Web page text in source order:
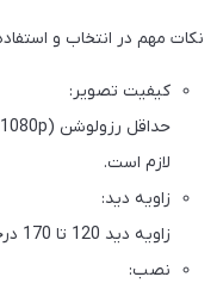
نکات مهم در انتخاب و
کیفیت تصویر:
لازم است.
زاویه دید:
زاویه دید 120 تا 170 درجه برای پوشش مناسب جاده کافی است.
نصب: